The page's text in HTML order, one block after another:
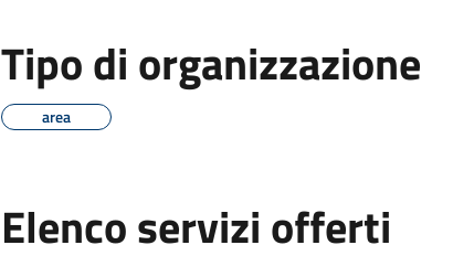
Tipo di organizzazione
area
Elenco servizi offerti